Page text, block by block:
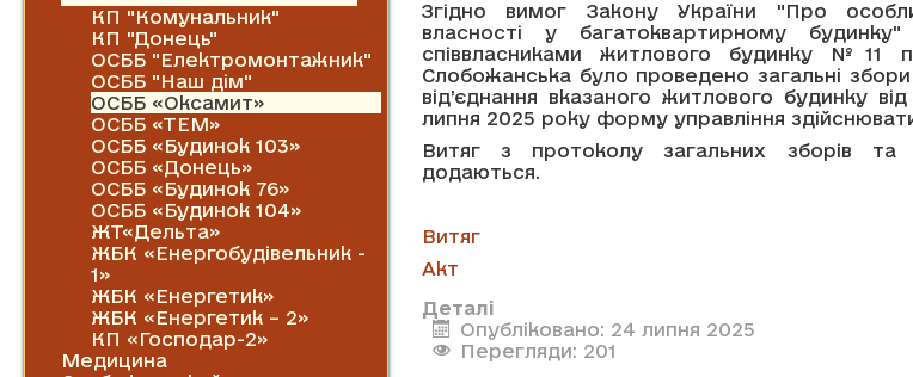
КП "Комунальник"
КП "Донець"
ОСББ "Електромонтажник"
ОСББ "Наш дім"
ОСББ «Оксамит»
ОСББ «ТЕМ»
ОСББ «Будинок 103»
ОСББ «Донець»
ОСББ «Будинок 76»
ОСББ «Будинок 104»
ЖТ«Дельта»
ЖБК «Енергобудівельник -
1»
ЖБК «Енергетик»
ЖБК «Енергетик – 2»
КП «Господар-2»
Медицина
Згідно вимог Закону України "Про
власності у багатоквартирному
співвласниками житлового будинку №11
Слобожанська було проведено загальні
від’єднання вказаного житлового будинку
липня 2025 року форму управління
Витяг з протоколу загальних зборів та
додаються.
Витяг
Акт
Деталі
Опубліковано: 24 липня 2025
Перегляди: 201